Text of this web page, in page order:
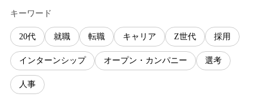
キーワード
20代 就職 転職 キャリア Z世代 採用
インターンシップ オープン・カンパニー 選考
人事